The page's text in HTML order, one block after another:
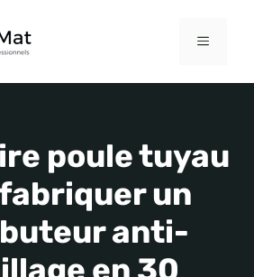
MENU
poule tuyau
fabriquer un
anti-